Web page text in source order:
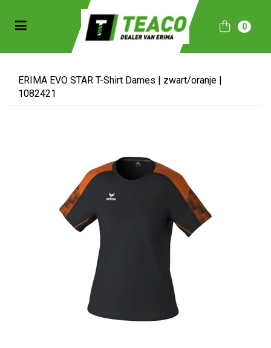
(Sportkleding)
(Collecties)
Toggle navigation 0
ERIMA EVO STAR T-Shirt Dames | zwart/oranje |
1082421